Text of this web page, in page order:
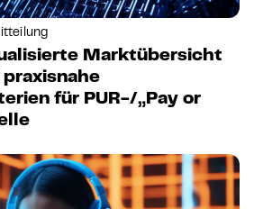
Marktübersicht
für PUR-/„Pay or